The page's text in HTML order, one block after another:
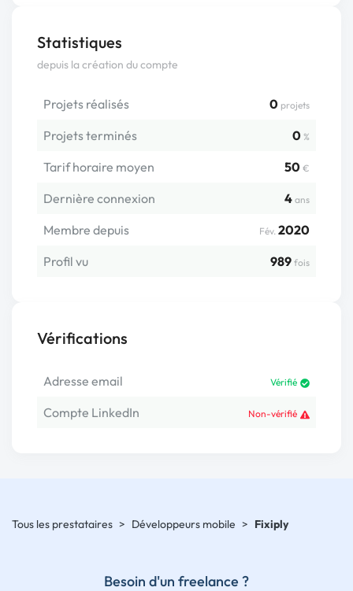
Statistiques
depuis la création du compte
Projets réalisés 0 projets
Projets terminés 0 %
Tarif horaire moyen 50 €
Dernière connexion 4 ans
Membre depuis Fév. 2020
Profil vu
989 fois
Vérifications
Adresse email Vérifié
Compte LinkedIn Non-vérifié
Tous les prestataires > Développeurs mobile > Fixiply
Besoin d'un freelance ?